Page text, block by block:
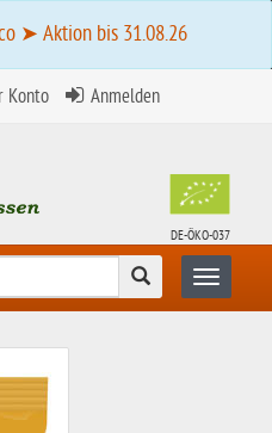
➤ Aktion bis 31.08.26
Konto Anmelden
DE-ÖKO-037
Suchen Toggle